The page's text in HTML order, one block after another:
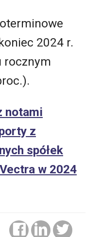
2024 r.
rocznym
notami
z
spółek
w 2024